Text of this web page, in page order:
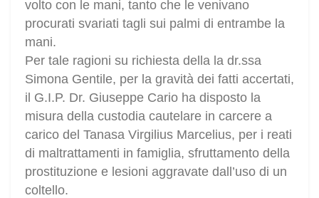
volto con le mani, tanto che le venivano
procurati svariati tagli sui palmi di entrambe la
mani.
Per tale ragioni su richiesta della la dr.ssa
Simona Gentile, per la gravità dei fatti accertati,
il G.I.P. Dr. Giuseppe Cario ha disposto la
misura della custodia cautelare in carcere a
carico del Tanasa Virgilius Marcelius, per i reati
di maltrattamenti in famiglia, sfruttamento della
prostituzione e lesioni aggravate dall’uso di un
coltello.